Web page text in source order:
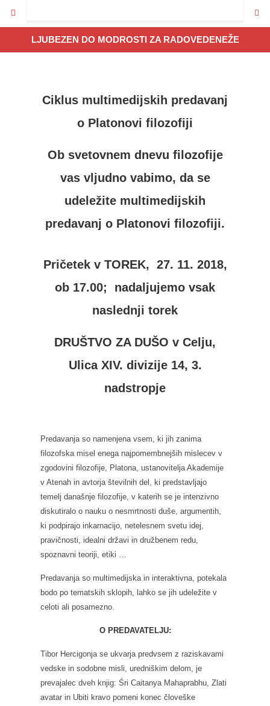
LJUBEZEN DO MODROSTI ZA RADOVEDENEŽE
Ciklus multimedijskih predavanj
o Platonovi filozofiji
Ob svetovnem dnevu filozofije
vas vljudno vabimo, da se
udeležite multimedijskih
predavanj o Platonovi filozofiji.
Pričetek v TOREK, 27. 11. 2018,
ob 17.00; nadaljujemo vsak
naslednji torek
DRUŠTVO ZA DUŠO v Celju,
Ulica XIV. divizije 14, 3.
nadstropje
Predavanja so namenjena vsem, ki jih zanima
filozofska misel enega najpomembnejših mislecev v
zgodovini filozofije, Platona, ustanovitelja Akademije
v Atenah in avtorja številnih del, ki predstavljajo
temelj današnje filozofije, v katerih se je intenzivno
diskutiralo o nauku o nesmrtnosti duše, argumentih,
ki podpirajo inkarnacijo, netelesnem svetu idej,
pravičnosti, idealni državi in družbenem redu,
spoznavni teoriji, etiki …
Predavanja so multimedijska in interaktivna, potekala
bodo po tematskih sklopih, lahko se jih udeležite v
celoti ali posamezno.
O PREDAVATELJU:
Tibor Hercigonja se ukvarja predvsem z raziskavami
vedske in sodobne misli, uredniškim delom, je
prevajalec dveh knjig: Śri Caitanya Mahaprabhu, Zlati
avatar in Ubiti kravo pomeni konec človeške